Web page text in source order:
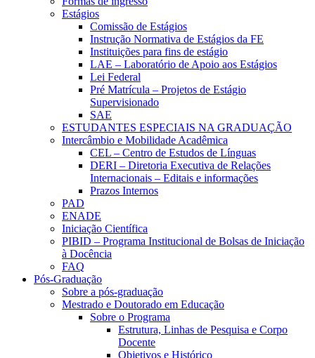
Estágios
Comissão de Estágios
Instrução Normativa de Estágios da FE
Instituições para fins de estágio
LAE – Laboratório de Apoio aos Estágios
Lei Federal
Pré Matrícula – Projetos de Estágio
Supervisionado
SAE
ESTUDANTES ESPECIAIS NA GRADUAÇÃO
Intercâmbio e Mobilidade Acadêmica
CEL – Centro de Estudos de Línguas
DERI – Diretoria Executiva de Relações
Internacionais – Editais e informações
Prazos Internos
PAD
ENADE
Iniciação Científica
PIBID – Programa Institucional de Bolsas de Iniciação
à Docência
FAQ
Pós-Graduação
Sobre a pós-graduação
Mestrado e Doutorado em Educação
Sobre o Programa
Estrutura, Linhas de Pesquisa e Corpo
Docente
Objetivos e Histórico